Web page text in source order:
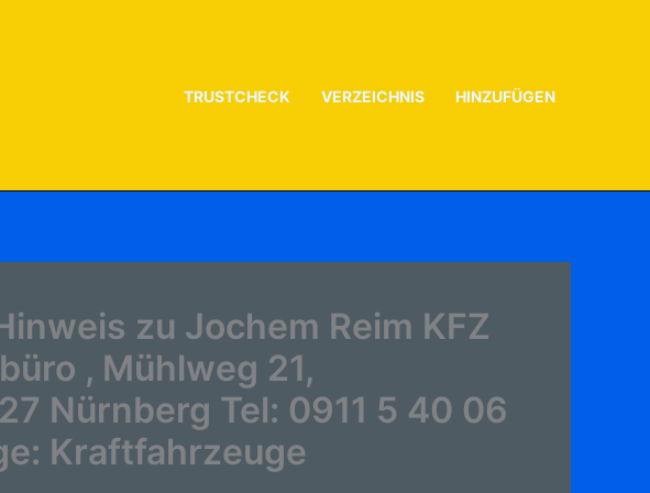
TRUSTCHECK VERZEICHNIS HINZUFÜGEN
zu Jochem Reim KFZ
, Mühlweg 21,
Nürnberg Tel: 0911 5 40 06
Kraftfahrzeuge